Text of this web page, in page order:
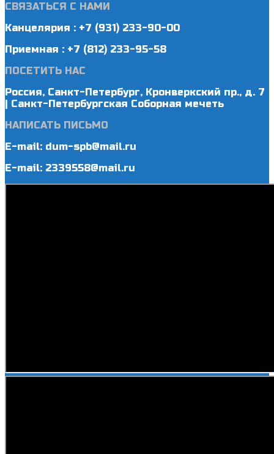
СВЯЗАТЬСЯ С НАМИ
Канцелярия : +7 (931) 233-90-00
Приемная : +7 (812) 233-95-58
ПОСЕТИТЬ НАС
Россия, Санкт-Петербург, Кронверкский пр., д. 7
| Санкт-Петербургская Соборная мечеть
НАПИСАТЬ ПИСЬМО
E-mail: dum-spb@mail.ru
E-mail: 2339558@mail.ru